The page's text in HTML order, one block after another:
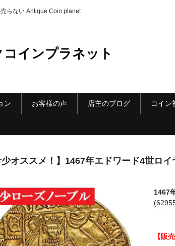
らない Antique Coin planet
インプラネット
ン お客様の声 店主のブログ コイン
少オススメ！】1467年エドワード4世ロ
1467
【販